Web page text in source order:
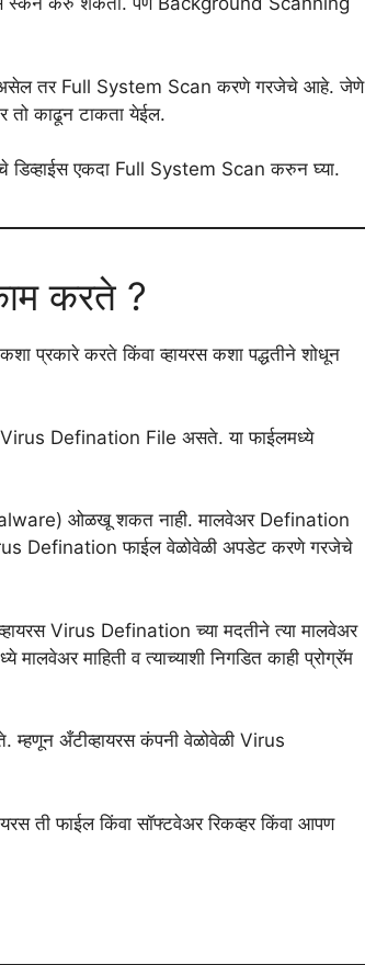
असेल तर Full System Scan करणे गरजेचे आहे. जेणे
काढून टाकता येईल.
डिव्हाईस एकदा Full System Scan करुन घ्या.
करते ?
प्रकारे करते किंवा व्हायरस कशा पद्धतीने शोधून
Virus Defination File असते. या फाईलमध्ये
ओळखू शकत नाही. मालवेअर Defination
Defination फाईल वेळोवेळी अपडेट करणे गरजेचे
Virus Defination च्या मदतीने त्या मालवेअर
माहिती व त्याच्याशी निगडित काही प्रोग्रॅम
म्हणून अँटीव्हायरस कंपनी वेळोवेळी Virus
ती फाईल किंवा सॉफ्टवेअर रिकव्हर किंवा आपण